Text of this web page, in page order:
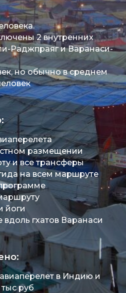
2 внутренних
Раджпраяг и Варанаси-
но обычно в среднем
размещении
и все трансферы
на всем маршруте
йоги
вдоль гхатов Варанаси
в Индию и
руб